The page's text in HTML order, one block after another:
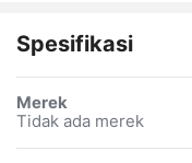
Spesifikasi
Merek
Tidak ada merek